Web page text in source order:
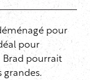
pour
pour
Brad pourrait
grandes.